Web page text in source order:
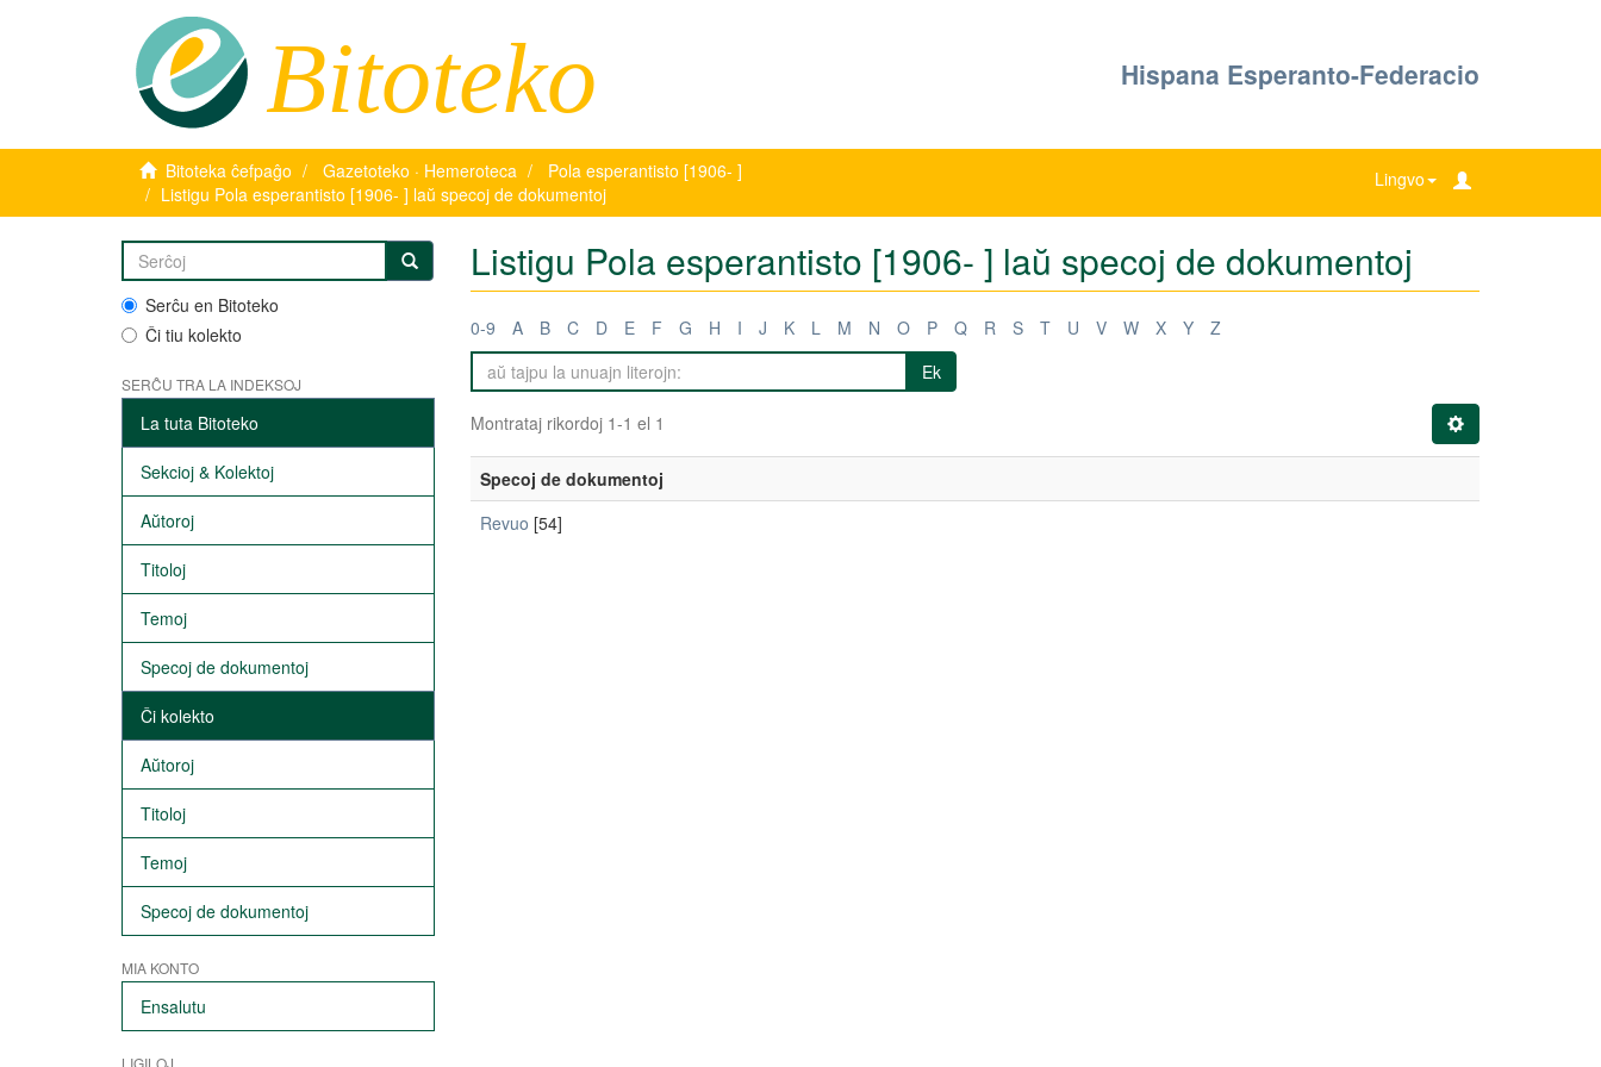
Bitoteko Hispana Esperanto-Federacio
Bitoteka ĉefpaĝo Gazetoteko · Hemeroteca
Pola esperantisto [1906- ]
Listigu Pola esperantisto [1906- ] laŭ specoj de dokumentoj
Lingvo
Serĉu en Bitoteko
Ĉi tiu kolekto
SERĈU TRA LA INDEKSOJ
La tuta Bitoteko
Sekcioj & Kolektoj
Aŭtoroj
Titoloj
Temoj
Specoj de dokumentoj
Ĉi kolekto
Aŭtoroj
Titoloj
Temoj
Specoj de dokumentoj
MIA KONTO
Ensalutu
LIGILOJ
Listigu Pola esperantisto [1906- ] laŭ specoj de dokumentoj
0-9 A B C D E F G H I J K L M N O P Q R S T U V W X Y
Z
Ek
Montrataj rikordoj 1-1 el 1
Specoj de dokumentoj
Revuo [54]